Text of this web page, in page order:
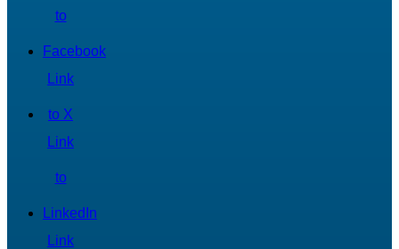
to
Facebook
Link
to X
Link
to
LinkedIn
Link